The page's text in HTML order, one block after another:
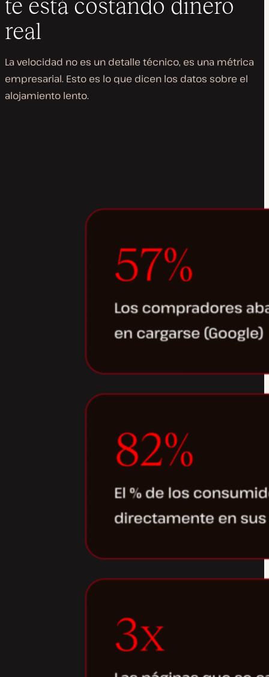
te está costando dinero
real
La velocidad no es un detalle técnico, es una métrica
empresarial. Esto es lo que dicen los datos sobre el
alojamiento lento.